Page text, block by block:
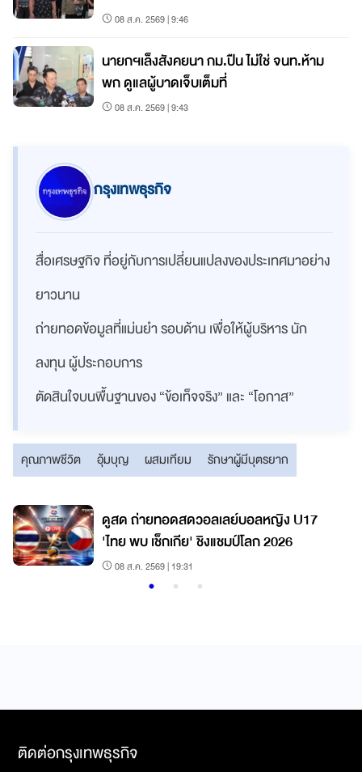
08 ส.ค. 2569 | 9:46
นายกฯเล็งสังคยนา กม.ปืน ไม่ใช่ จนท.ห้าม
พก ดูแลผู้บาดเจ็บเต็มที่
08 ส.ค. 2569 | 9:43
กรุงเทพธุรกิจ
สื่อเศรษฐกิจ ที่อยู่กับการเปลี่ยนแปลงของประเทศมาอย่าง
ยาวนาน
ถ่ายทอดข้อมูลที่แม่นยำ รอบด้าน เพื่อให้ผู้บริหาร นัก
ลงทุน ผู้ประกอบการ
ตัดสินใจบนพื้นฐานของ “ข้อเท็จจริง” และ “โอกาส”
คุณภาพชีวิต อุ้มบุญ ผสมเทียม รักษาผู้มีบุตรยาก
ดูสด ถ่ายทอดสดวอลเลย์บอลหญิง U17
'ไทย พบ เช็กเกีย' ชิงแชมป์โลก 2026
08 ส.ค. 2569 | 19:31
ติดต่อกรุงเทพธุรกิจ